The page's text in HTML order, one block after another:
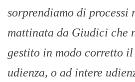
sorprendiamo di
mattinata da Giudici che
gestito in modo corretto
udienza, o ad intere